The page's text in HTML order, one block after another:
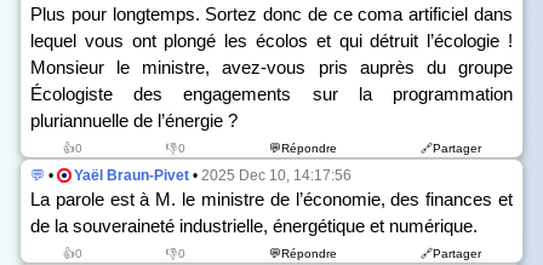
Plus pour longtemps. Sortez donc de ce coma artificiel dans
lequel vous ont plongé les écolos et qui détruit l’écologie !
Monsieur le ministre, avez-vous pris auprès du groupe
Écologiste des engagements sur la programmation
pluriannuelle de l’énergie ?
👍0 👎0 💬Répondre 🔗Partager
💬 • Yaël Braun-Pivet • 2025 Dec 10, 14:17:56
La parole est à M. le ministre de l’économie, des finances et
de la souveraineté industrielle, énergétique et numérique.
👍0 👎0 💬Répondre 🔗Partager